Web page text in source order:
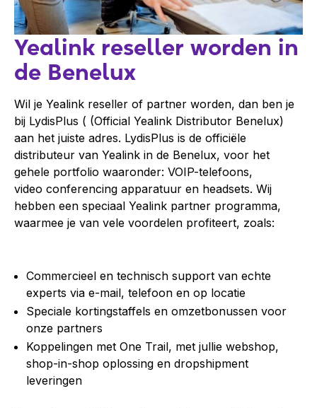
Yealink reseller worden in
de Benelux
Wil je Yealink reseller of partner worden, dan ben je
bij LydisPlus ( (Official Yealink Distributor Benelux)
aan het juiste adres. LydisPlus is de officiële
distributeur van Yealink in de Benelux, voor het
gehele portfolio waaronder: VOIP-telefoons,
video conferencing apparatuur en headsets. Wij
hebben een speciaal Yealink partner programma,
waarmee je van vele voordelen profiteert, zoals:
Commercieel en technisch support van echte
experts via e-mail, telefoon en op locatie
Speciale kortingstaffels en omzetbonussen voor
onze partners
Koppelingen met One Trail, met jullie webshop,
shop-in-shop oplossing en dropshipment
leveringen